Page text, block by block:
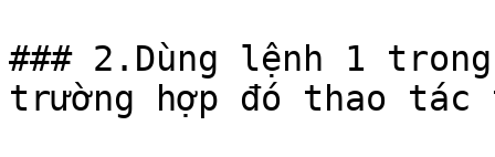
### 2.Dùng lệnh 1
trường hợp đó thao tác